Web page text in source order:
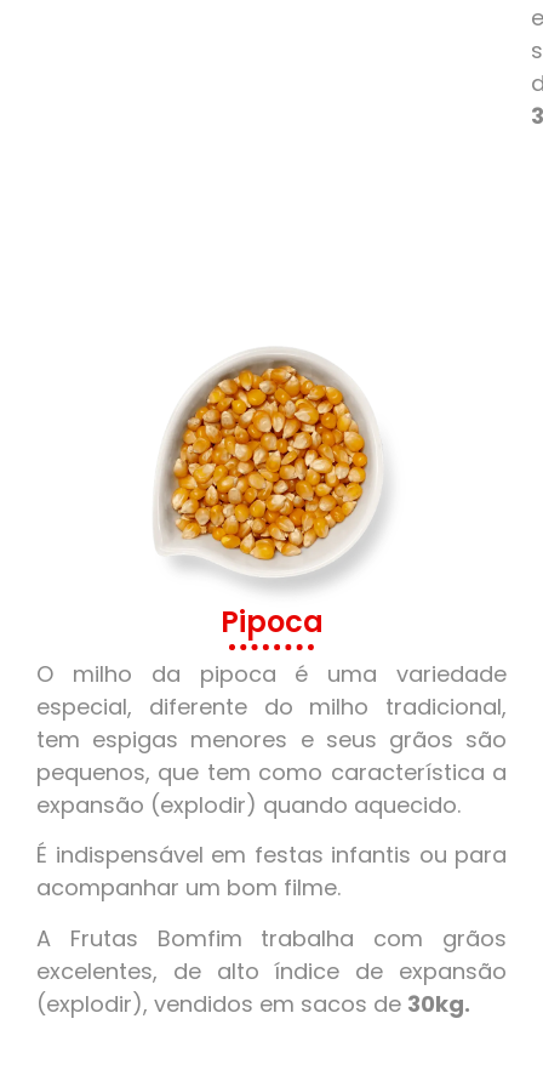
Pipoca
O milho da pipoca é uma variedade
especial, diferente do milho tradicional,
tem espigas menores e seus grãos são
pequenos, que tem como característica a
expansão (explodir) quando aquecido.
É indispensável em festas infantis ou para
acompanhar um bom filme.
A Frutas Bomfim trabalha com grãos
excelentes, de alto índice de expansão
(explodir), vendidos em sacos de 30kg.